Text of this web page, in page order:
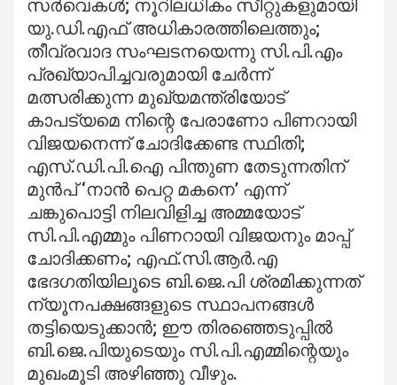
സര്‍വെകള്‍; നൂറിലധികം സീറ്റുകളുമായി
യു.ഡി.എഫ് അധികാരത്തിലെത്തും;
തീവ്രവാദ സംഘടനയെന്നു സി.പി.എം
പ്രഖ്യാപിച്ചവരുമായി ചേര്‍ന്ന്
മത്സരിക്കുന്ന മുഖ്യമന്ത്രിയോട്
കാപട്യമെ നിന്റെ പേരാണോ പിണറായി
വിജയനെന്ന് ചോദിക്കേണ്ട സ്ഥിതി;
എസ്.ഡി.പി.ഐ പിന്തുണ തേടുന്നതിന്
മുന്‍പ് ‘നാന്‍ പെറ്റ മകനെ’ എന്ന്
ചങ്കുപൊട്ടി നിലവിളിച്ച അമ്മയോട്
സി.പി.എമ്മും പിണറായി വിജയനും മാപ്പ്
ചോദിക്കണം; എഫ്.സി.ആര്‍.എ
ഭേദഗതിയിലൂടെ ബി.ജെ.പി ശ്രമിക്കുന്നത്
ന്യൂനപക്ഷങ്ങളുടെ സ്ഥാപനങ്ങള്‍
തട്ടിയെടുക്കാന്‍; ഈ തിരഞ്ഞെടുപ്പില്‍
ബി.ജെ.പിയുടെയും സി.പി.എമ്മിന്റെയും
മുഖംമൂടി അഴിഞ്ഞു വീഴും.